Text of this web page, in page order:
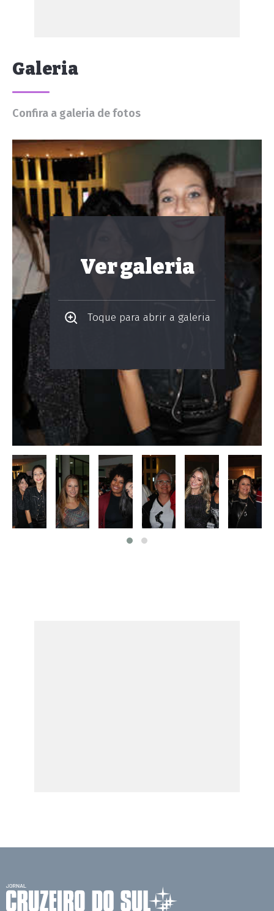
Galeria
Confira a galeria de fotos
Ver galeria
Toque para abrir a galeria